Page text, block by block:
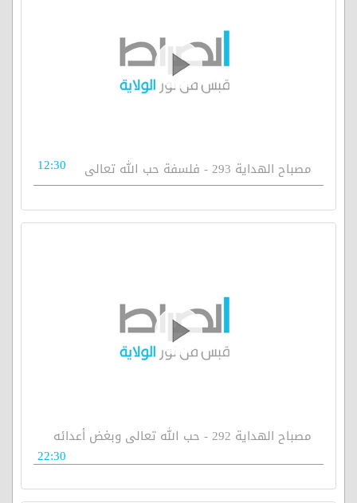
مصباح الهداية 293 - فلسفة حب الله تعالى 12:30
مصباح الهداية 292 - حب الله تعالى وبغض أعدائه
22:30